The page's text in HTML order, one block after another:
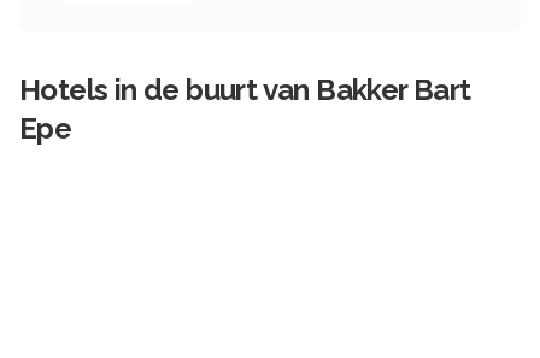
Hotels in de buurt van Bakker Bart
Epe